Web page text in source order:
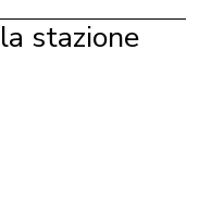
stazione